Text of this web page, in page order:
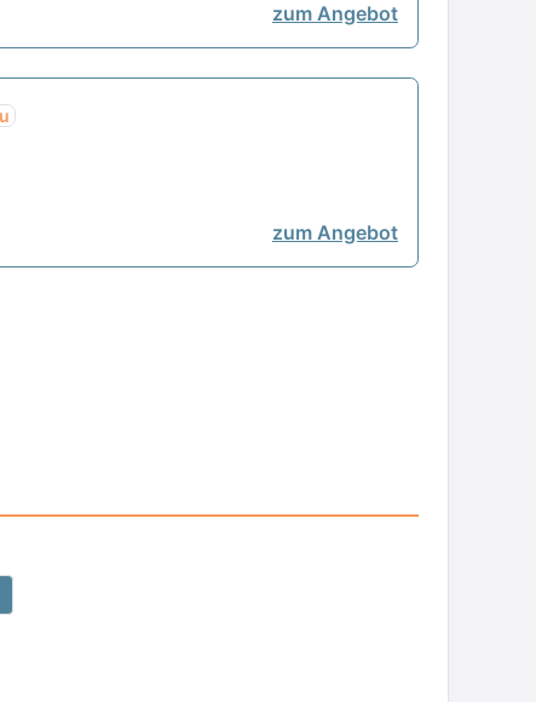
zum Angebot
zum Angebot